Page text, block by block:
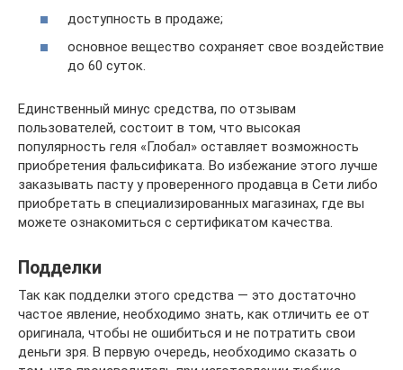
доступность в продаже;
основное вещество сохраняет свое воздействие
до 60 суток.
Единственный минус средства, по отзывам
пользователей, состоит в том, что высокая
популярность геля «Глобал» оставляет возможность
приобретения фальсификата. Во избежание этого лучше
заказывать пасту у проверенного продавца в Сети либо
приобретать в специализированных магазинах, где вы
можете ознакомиться с сертификатом качества.
Подделки
Так как подделки этого средства — это достаточно
частое явление, необходимо знать, как отличить ее от
оригинала, чтобы не ошибиться и не потратить свои
деньги зря. В первую очередь, необходимо сказать о